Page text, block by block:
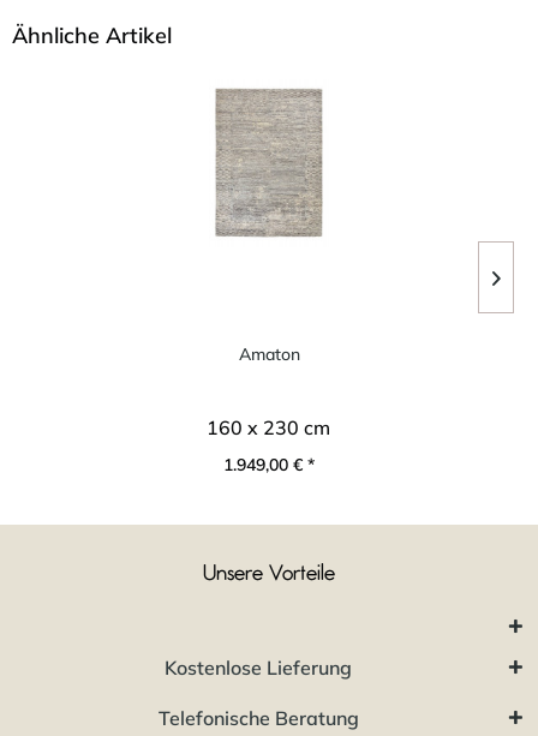
Ähnliche Artikel
Amaton
160 x 230 cm
1.949,00 € *
Unsere Vorteile
Kostenlose Lieferung
Telefonische Beratung